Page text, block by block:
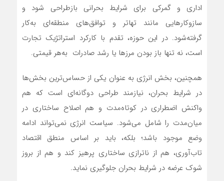
اداری و گمرکی برای شرایط بحرانی بازطراحی شود و
سازوکارهایی مانند تهاتر و توافق‌های منطقه‌ای به‌کار
گرفته‌شود. در این حوزه، تقدم با کارکرد استراتژیک تجارت
است، نه تنها باز بودن مرزها یا رشد صادرات به‌هر قیمتی.
همچنین، بخش انرژی به عنوان یکی از حساس‌ترین بخش‌ها
در شرایط بحران، نیازمند طراحی دوگانه‌ای است که هم
واکنش اضطراری در کوتاه‌مدت و هم اصلاح ساختاری در
میان‌مدت را شامل می‌شود. سیاست انرژی نمی‌تواند ادامه
وضع موجود باشد؛ بلکه، باید بر اساس منطق اقتصاد
تاب‌آوری، هم از ناترازی ساختاری پرهیز کند و هم از بروز
شوک عرضه در شرایط بحران جلوگیری نماید.